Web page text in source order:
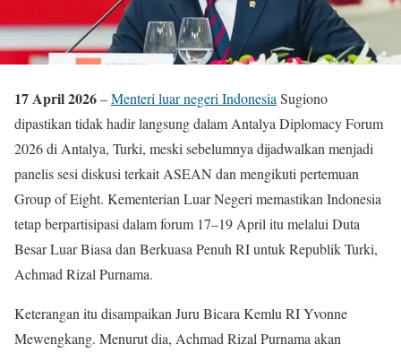
17 April 2026–Menteri luar negeri Indonesia Sugiono
dipastikan tidak hadir langsung dalam Antalya Diplomacy Forum
2026 di Antalya, Turki, meski sebelumnya dijadwalkan menjadi
panelis sesi diskusi terkait ASEAN dan mengikuti pertemuan
Group of Eight. Kementerian Luar Negeri memastikan Indonesia
tetap berpartisipasi dalam forum 17–19 April itu melalui Duta
Besar Luar Biasa dan Berkuasa Penuh RI untuk Republik Turki,
Achmad Rizal Purnama.
Keterangan itu disampaikan Juru Bicara Kemlu RI Yvonne
Mewengkang. Menurut dia, Achmad Rizal Purnama akan